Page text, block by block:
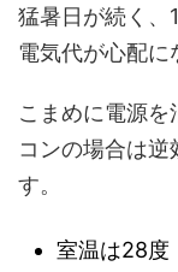
猛暑日が続く、
電気代が心配に
こまめに電源
コンの場合は逆
す。
室温は28度